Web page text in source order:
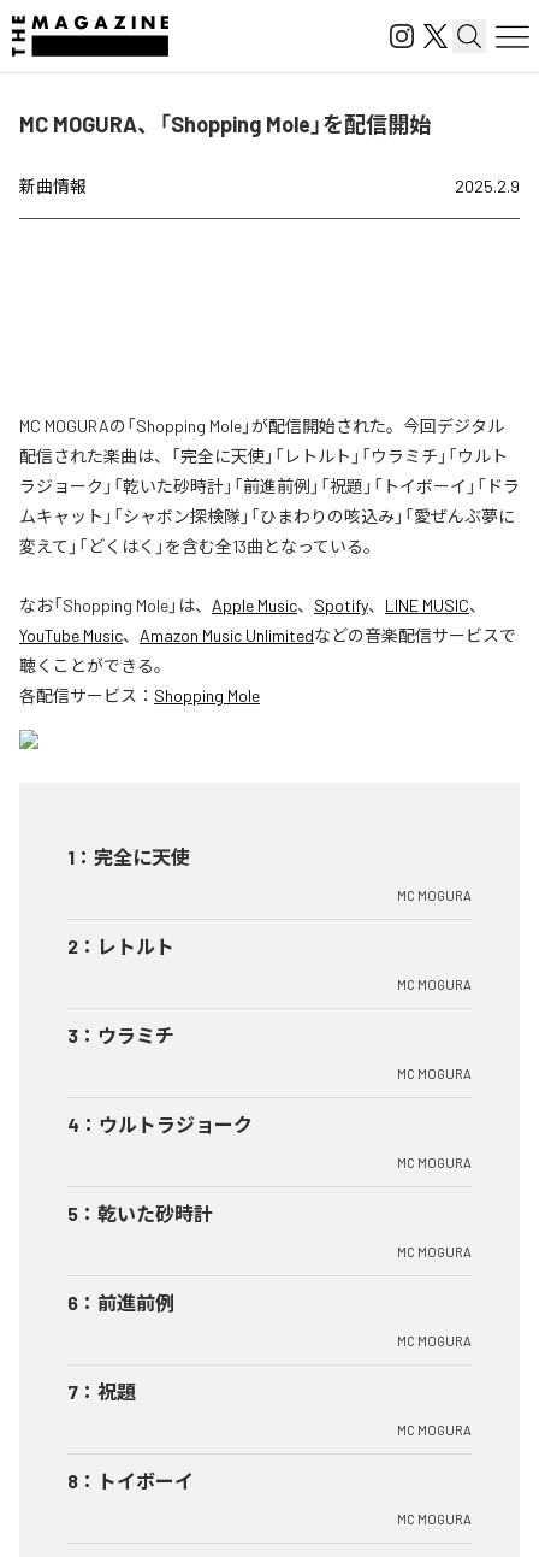
MC MOGURA、「Shopping Mole」を配信開始
新曲情報 2025.2.9
MC MOGURAの「Shopping Mole」が配信開始された。今回デジタル
配信された楽曲は、「完全に天使」「レトルト」「ウラミチ」「ウルト
ラジョーク」「乾いた砂時計」「前進前例」「祝題」「トイボーイ」「ドラ
ムキャット」「シャボン探検隊」「ひまわりの咳込み」「愛ぜんぶ夢に
変えて」「どくはく」を含む全13曲となっている。
なお「Shopping Mole」は、 Apple Music、 Spotify、 LINE MUSIC、
YouTube Music、 Amazon Music Unlimitedなどの音楽配信サービスで
聴くことができる。
各配信サービス： Shopping Mole
1 ： 完全に天使
MC MOGURA
2 ： レトルト
MC MOGURA
3 ： ウラミチ
MC MOGURA
4 ： ウルトラジョーク
MC MOGURA
5 ： 乾いた砂時計
MC MOGURA
6 ： 前進前例
MC MOGURA
7 ： 祝題
MC MOGURA
8 ： トイボーイ
MC MOGURA